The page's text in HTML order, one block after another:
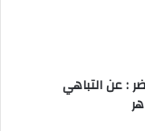
: عن التباهي